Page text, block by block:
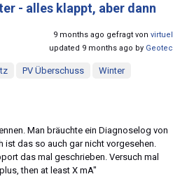
- alles klappt, aber dann
9 months ago gefragt von virtuel
updated 9 months ago by Geotec
PV Überschuss Winter
Man bräuchte ein Diagnoselog von
ist das so auch gar nicht vorgesehen.
das mal geschrieben. Versuch mal
then at least X mA"